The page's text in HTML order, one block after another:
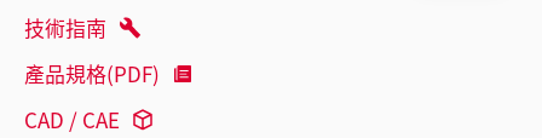
技術指南
產品規格(PDF)
CAD / CAE